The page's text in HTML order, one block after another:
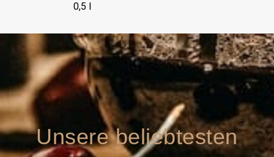
0,5 l
Unsere beliebtesten